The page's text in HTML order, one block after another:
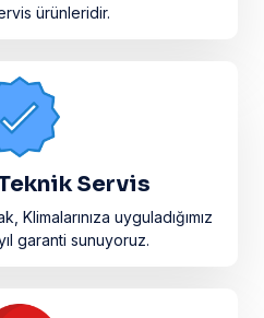
ürünleridir.​
Servis
Klimalarınıza uyguladığımız
garanti sunuyoruz.